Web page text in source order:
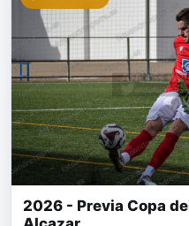
2026 - Previa Copa
Alcazar